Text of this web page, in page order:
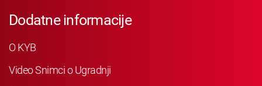
Dodatne informacije
O KYB
Video Snimci o Ugradnji